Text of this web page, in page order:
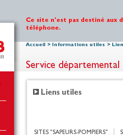
Ce site n'est pas destiné aux
téléphone.
Accueil > Informations utiles >
Service
Liens utiles
SITES "SAPEURS-POMPIERS"